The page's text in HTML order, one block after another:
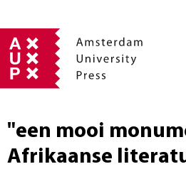
"een mooi
Afrikaanse